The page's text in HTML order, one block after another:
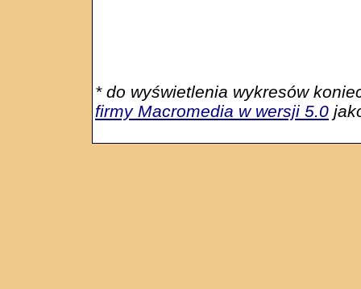
* do wyświetlenia wykresów
firmy Macromedia w wersji 5.0